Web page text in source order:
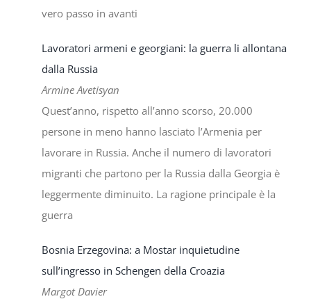
vero passo in avanti
Lavoratori armeni e georgiani: la guerra li allontana
dalla Russia
Armine Avetisyan
Quest’anno, rispetto all’anno scorso, 20.000
persone in meno hanno lasciato l’Armenia per
lavorare in Russia. Anche il numero di lavoratori
migranti che partono per la Russia dalla Georgia è
leggermente diminuito. La ragione principale è la
guerra
Bosnia Erzegovina: a Mostar inquietudine
sull’ingresso in Schengen della Croazia
Margot Davier